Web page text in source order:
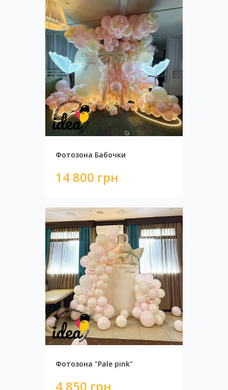
Фотозона "Дорожка из сердец"
4 600 грн
Фотозона Бабочки
14 800 грн
Фотозона "Pale pink"
4 850 грн